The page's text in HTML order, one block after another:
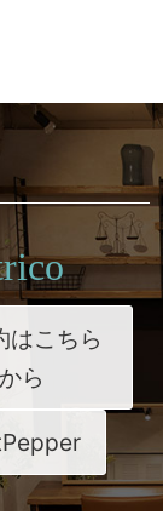
はこちら
から